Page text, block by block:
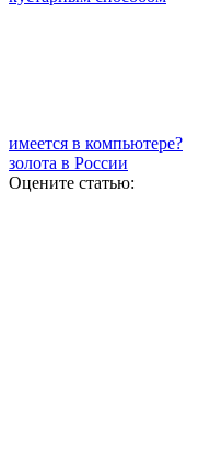
имеется в компьютере?
золота в России
Оцените статью: